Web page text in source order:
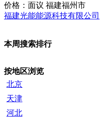
价格：面议 福建福州市
福建光能能源科技有限公司
本周搜索排行
按地区浏览
北京
天津
河北